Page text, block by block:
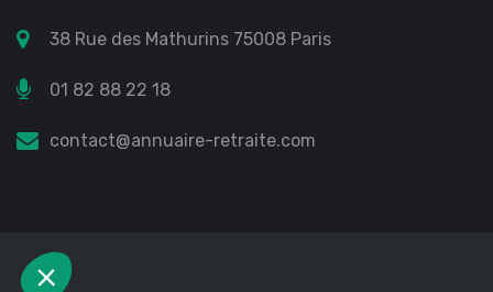
38 Rue des Mathurins 75008 Paris
01 82 88 22 18
contact@annuaire-retraite.com